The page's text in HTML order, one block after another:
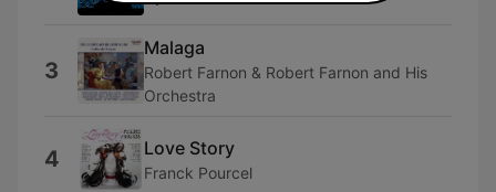
3
Malaga
Robert Farnon & Robert Farnon and His
Orchestra
4 Love Story
Franck Pourcel